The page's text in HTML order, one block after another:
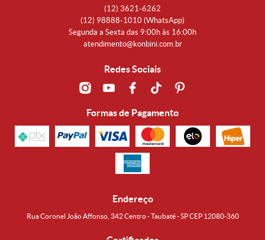
(12) 3621-6262
(12) 98888-1010 (WhatsApp)
Segunda a Sexta das 9:00h às 16:00h
atendimento@konbini.com.br
Redes Sociais
Formas de Pagamento
Endereço
Rua Coronel João Affonso, 342 Centro - Taubaté - SP CEP 12080-360